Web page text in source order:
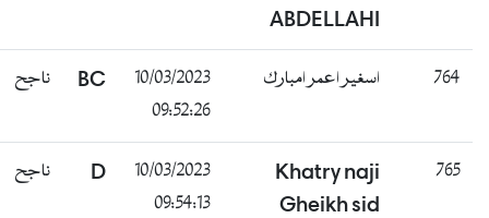
ABDELLAHI
764 اسغير اعمر امبارك
10/03/2023
09:52:26
BC ناجح
765
Khatry naji
Gheikh sid
10/03/2023
09:54:13
D ناجح